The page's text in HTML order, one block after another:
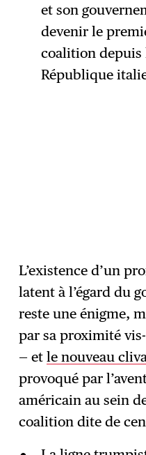
et son
devenir le
coalition depuis
République
L’existence d’un
latent à l’égard du
reste une énigme,
par sa proximité
— etle nouveau
provoqué par
américain au sein
coalition dite de